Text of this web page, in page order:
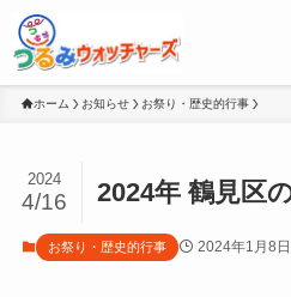
ホーム お知らせ お祭り・歴史的行事
2024年 鶴見区
2024
4/16
お祭り・歴史的行事 2024年1月8日